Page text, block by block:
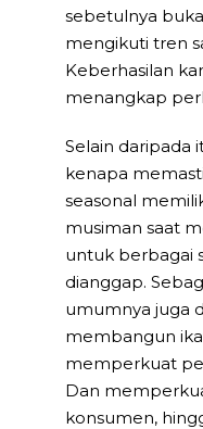
sebetulnya
mengikuti tren
Keberhasilan
menangkap
Selain daripada
kenapa
seasonal
musiman saat
untuk berbagai
dianggap.
umumnya juga
membangun
memperkuat
Dan
konsumen,